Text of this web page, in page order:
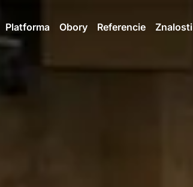
Platforma Obory Referencie Znalosti